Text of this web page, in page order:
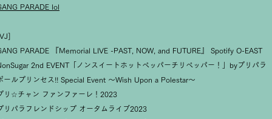
PARADE lol
PARADE 『Memorial LIVE -PAST, NOW, and FUTURE』 Spotify O-EAST
2nd EVENT「ノンスイートホットペッパーチリペッパー！」byプリパラ
ールプリンセス!! Special Event ～Wish Upon a Polestar～
リ☆チャン ファンファーレ！2023
リパラフレンドシップ オータムライブ2023